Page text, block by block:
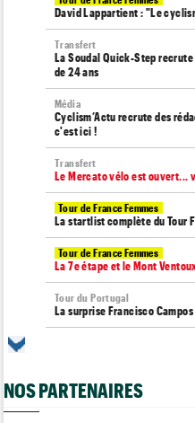
David Lappartient : "Le
Transfert
La Soudal Quick-Step
de 24 ans
Média
Cyclism’Actu recrute des
c'est ici !
Transfert
Le Mercato vélo est ouvert...
Tour de France Femmes
La startlist complète du Tour
Tour de France Femmes
La 7e étape et le Mont
Tour du Portugal
La surprise Francisco
Tour de France Femmes
NOS PARTENAIRES